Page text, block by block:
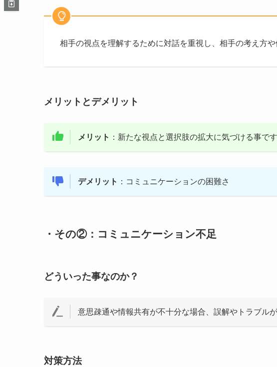
相手の視点を理解するために対話を重視し、相手の考え方
メリットとデメリット
メリット ：新たな視点と選択肢の拡大に気づける事です
デメリット ：コミュニケーションの困難さ
・その②：コミュニケーション不足
どういった事なのか？
意思疎通や情報共有が不十分な場合、誤解やトラブル
対策方法